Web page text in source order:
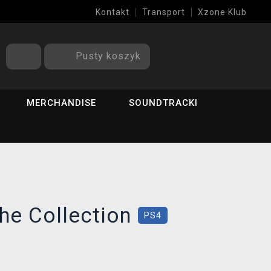
Kontakt Transport Xzone Klub
Pusty koszyk
MERCHANDISE SOUNDTRACKI
Collection PS4